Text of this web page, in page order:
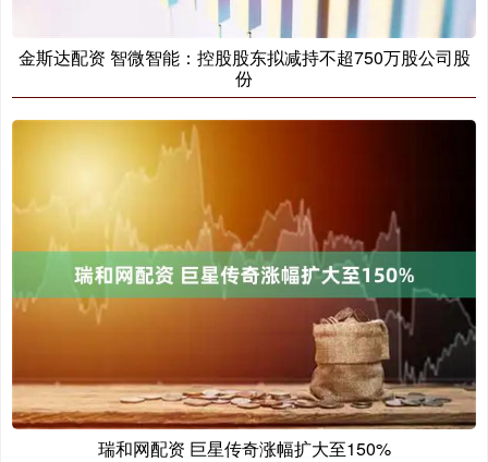
金斯达配资 智微智能：控股股东拟减持不超750万股公司股
份
瑞和网配资 巨星传奇涨幅扩大至150%